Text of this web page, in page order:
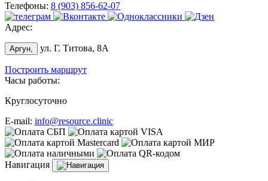
Телефоны: 8 (903) 856-62-07
Адрес:
Аргун, ул. Г. Титова, 8А
Построить маршрут
Часы работы:
Круглосуточно
E-mail: info@resource.clinic
Навигация